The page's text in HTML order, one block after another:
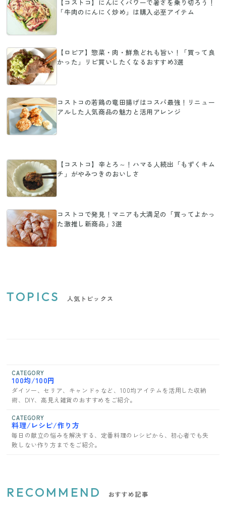
【コストコ】にんにくパワーで暑さを乗り切ろう！
「牛肉のにんにく炒め」は購入必至アイテム
【ロピア】惣菜・肉・鮮魚どれも旨い！「買って良
かった」リピ買いしたくなるおすすめ3選
コストコの若鶏の竜田揚げはコスパ最強！リニュー
アルした人気商品の魅力と活用アレンジ
【コストコ】辛とろ～！ハマる人続出「もずくキム
チ」がやみつきのおいしさ
コストコで発見！マニアも大満足の「買ってよかっ
た激推し新商品」3選
TOPICS 人気トピックス
CATEGORY
100均/100円
ダイソー、セリア、キャンドゥなど、100均アイテムを活用した収納
術、DIY、高見え雑貨のおすすめをご紹介。
CATEGORY
料理/レシピ/作り方
毎日の献立の悩みを解決する、定番料理のレシピから、初心者でも失
敗しない作り方までをご紹介。
RECOMMEND おすすめ記事